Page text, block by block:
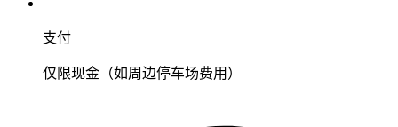
支付
仅限现金（如周边停车场费用）